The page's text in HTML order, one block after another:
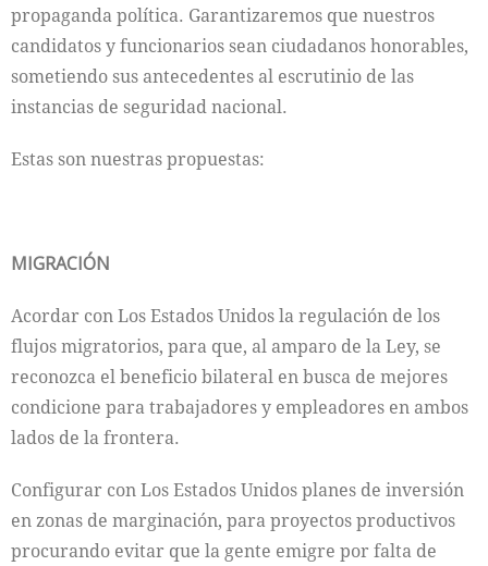
propaganda política. Garantizaremos que nuestros
candidatos y funcionarios sean ciudadanos honorables,
sometiendo sus antecedentes al escrutinio de las
instancias de seguridad nacional.
Estas son nuestras propuestas:
MIGRACIÓN
Acordar con Los Estados Unidos la regulación de los
flujos migratorios, para que, al amparo de la Ley, se
reconozca el beneficio bilateral en busca de mejores
condicione para trabajadores y empleadores en ambos
lados de la frontera.
Configurar con Los Estados Unidos planes de inversión
en zonas de marginación, para proyectos productivos
procurando evitar que la gente emigre por falta de